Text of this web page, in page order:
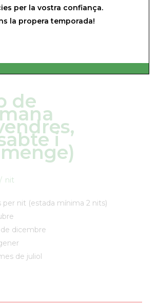
de
i
nit
per nit (estada mínima 2 nits)
de dicembre
de juliol
per la vostra confiança.
la propera temporada!